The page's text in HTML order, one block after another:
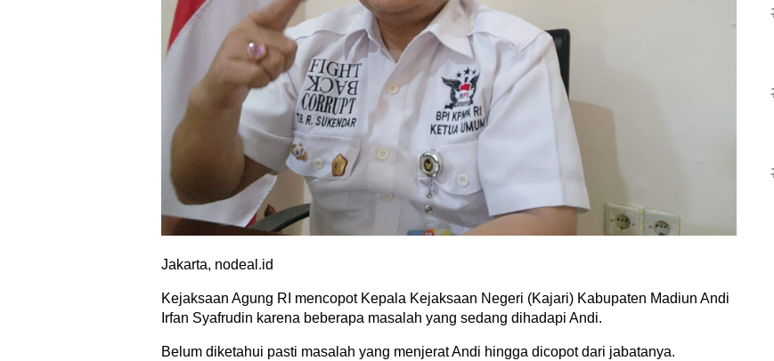
Jakarta, nodeal.id
Kejaksaan Agung RI mencopot Kepala Kejaksaan Negeri (Kajari) Kabupaten Madiun Andi
Irfan Syafrudin karena beberapa masalah yang sedang dihadapi Andi.
Belum diketahui pasti masalah yang menjerat Andi hingga dicopot dari jabatanya.